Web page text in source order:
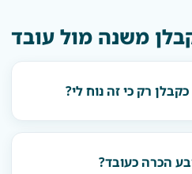
משנה מול עובד
רק כי זה נוח לי?
הכרה כעובד?